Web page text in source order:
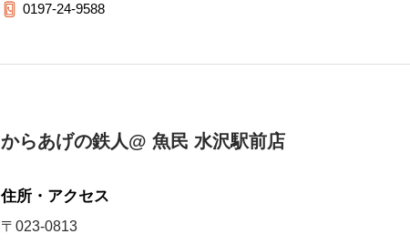
0197-24-9588
からあげの鉄人@ 魚民 水沢駅前店
住所・アクセス
〒023-0813